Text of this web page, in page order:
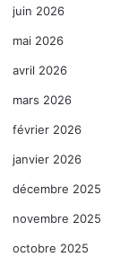
juin 2026
mai 2026
avril 2026
mars 2026
février 2026
janvier 2026
décembre 2025
novembre 2025
octobre 2025